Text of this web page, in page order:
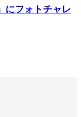
にフォトチャレ